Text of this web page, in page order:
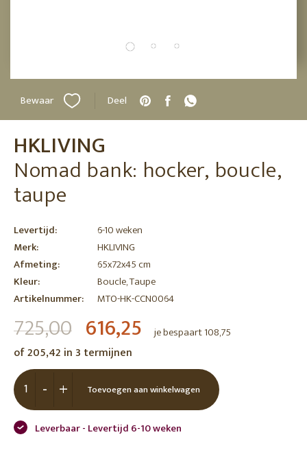
Bewaar Deel
HKLIVING
Nomad bank: hocker, boucle,
taupe
Levertijd:
6-10 weken
Merk:
HKLIVING
Afmeting:
65x72x45 cm
Kleur:
Boucle, Taupe
Artikelnummer:
MTO-HK-CCN0064
725,00 616,25 je bespaart 108,75
of 205,42 in 3 termijnen
+
- Toevoegen aan winkelwagen
Leverbaar - Levertijd 6-10 weken